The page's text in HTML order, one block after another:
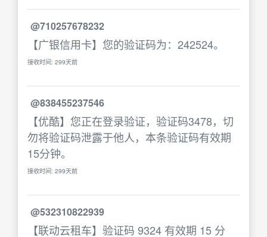
@710257678232
【广银信用卡】您的验证码为：242524。
接收时间: 299天前
@838455237546
【优酷】您正在登录验证，验证码3478，切
勿将验证码泄露于他人，本条验证码有效期
15分钟。
接收时间: 299天前
@532310822939
【联动云租车】验证码 9324 有效期 15 分